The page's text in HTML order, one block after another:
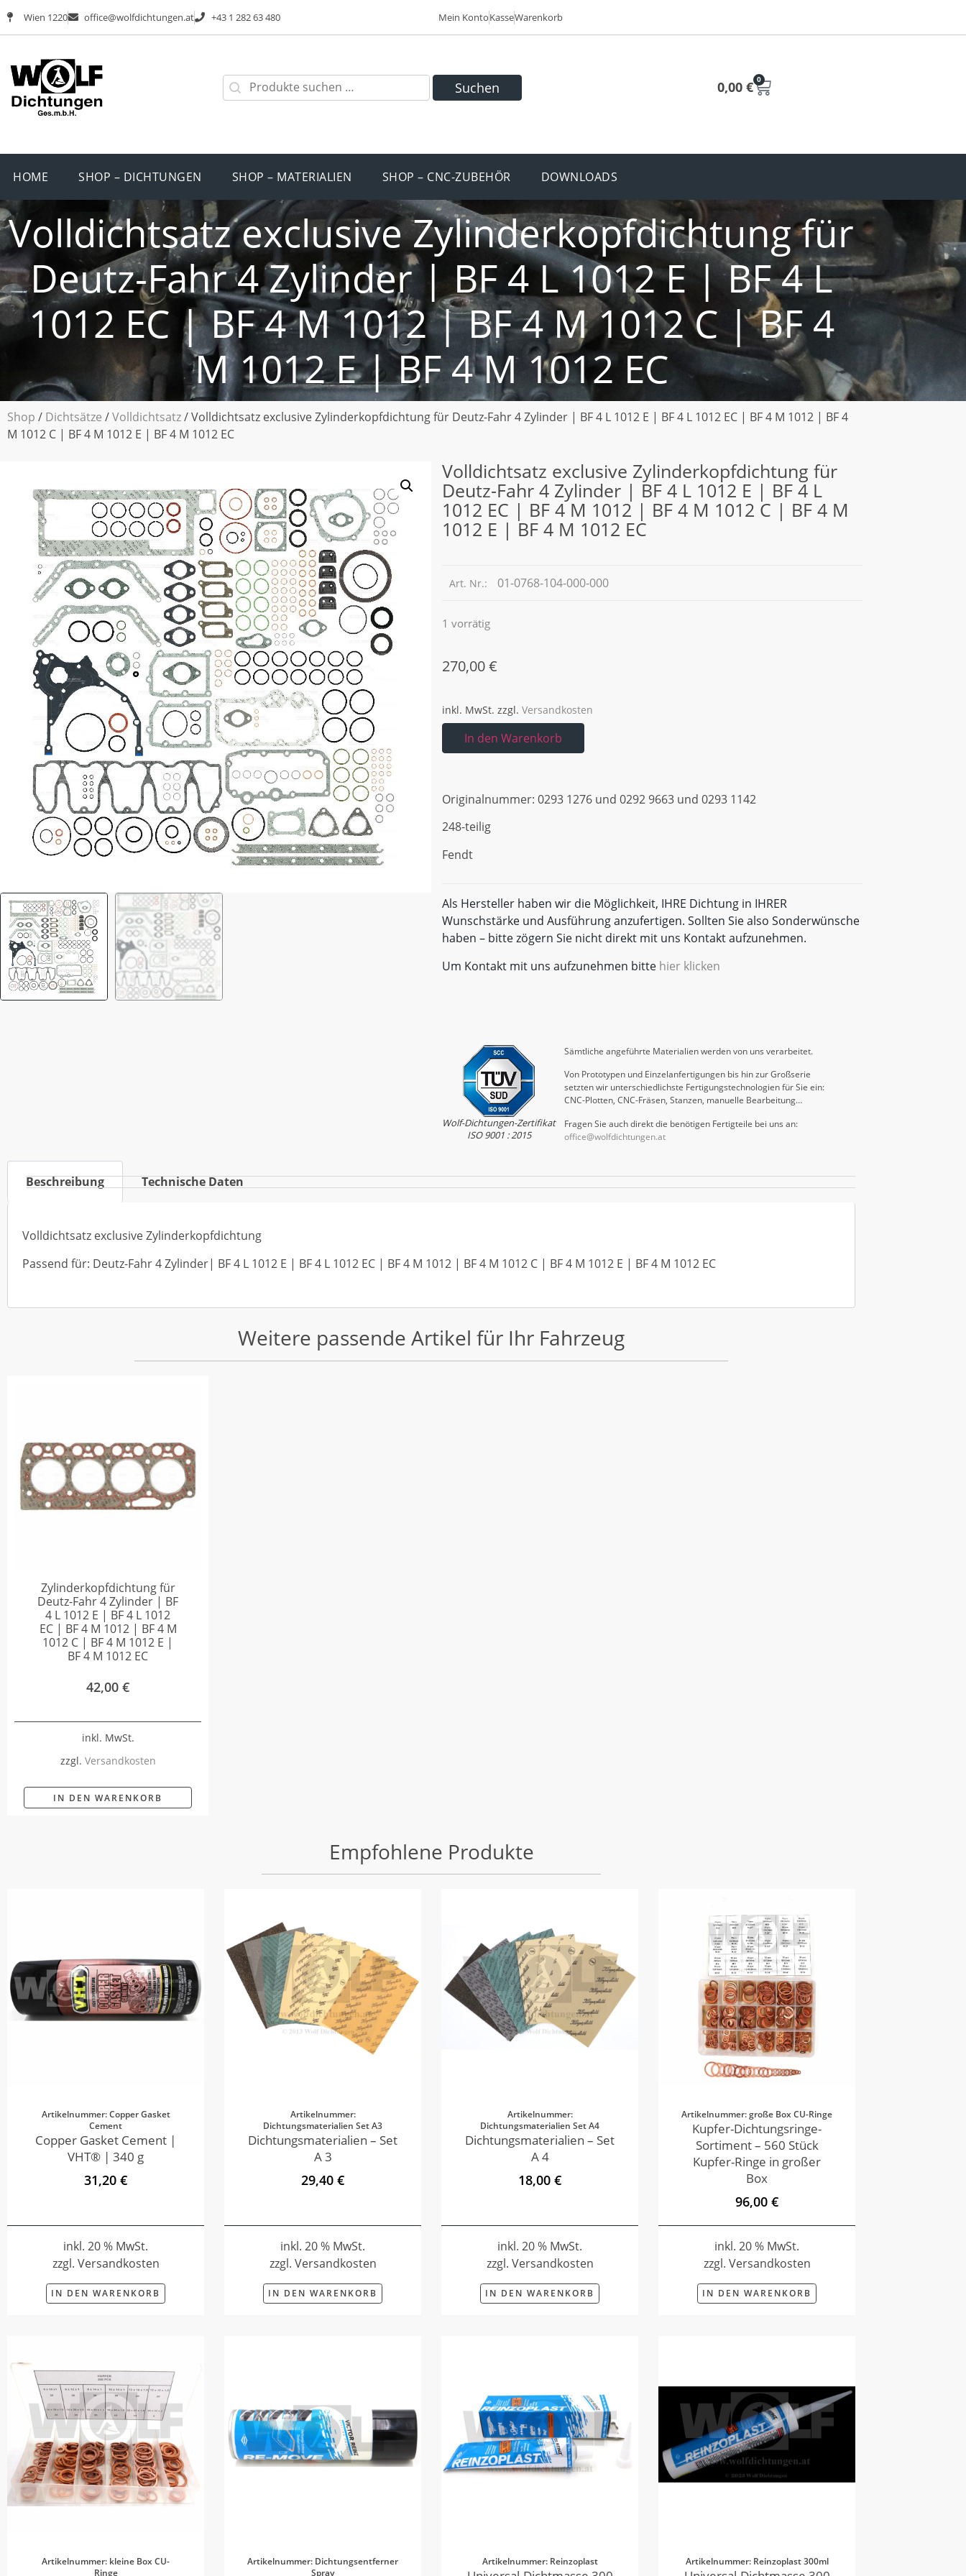
Wien 1220 office@wolfdichtungen.at +43 1 282 63 480 Mein KontoKasseWarenkorb
Suchen 0,00 € 0
HOME SHOP – DICHTUNGEN SHOP – MATERIALIEN SHOP – CNC-ZUBEHÖR DOWNLOADS
Volldichtsatz exclusive Zylinderkopfdichtung für
Deutz-Fahr 4 Zylinder | BF 4 L 1012 E | BF 4 L
1012 EC | BF 4 M 1012 | BF 4 M 1012 C | BF 4
M 1012 E | BF 4 M 1012 EC
Shop / Dichtsätze /Volldichtsatz/ Volldichtsatz exclusive Zylinderkopfdichtung für Deutz-Fahr 4 Zylinder | BF 4 L 1012 E | BF 4 L 1012 EC | BF 4 M 1012 | BF 4
M 1012 C | BF 4 M 1012 E | BF 4 M 1012 EC
Volldichtsatz exclusive Zylinderkopfdichtung für
Deutz-Fahr 4 Zylinder | BF 4 L 1012 E | BF 4 L
1012 EC | BF 4 M 1012 | BF 4 M 1012 C | BF 4 M
1012 E | BF 4 M 1012 EC
Art. Nr.: 01-0768-104-000-000
1 vorrätig
270,00€
inkl. MwSt. zzgl. Versandkosten
In den Warenkorb
Originalnummer: 0293 1276 und 0292 9663 und 0293 1142
248-teilig
Fendt
Als Hersteller haben wir die Möglichkeit, IHRE Dichtung in IHRER
Wunschstärke und Ausführung anzufertigen. Sollten Sie also Sonderwünsche
haben – bitte zögern Sie nicht direkt mit uns Kontakt aufzunehmen.
Um Kontakt mit uns aufzunehmen bitte hier klicken
Wolf-Dichtungen-Zertifikat
ISO 9001 : 2015
Sämtliche angeführte Materialien werden von uns verarbeitet.
Von Prototypen und Einzelanfertigungen bis hin zur Großserie
setzten wir unterschiedlichste Fertigungstechnologien für Sie ein:
CNC-Plotten, CNC-Fräsen, Stanzen, manuelle Bearbeitung…
Fragen Sie auch direkt die benötigen Fertigteile bei uns an:
office@wolfdichtungen.at
Beschreibung Technische Daten
Volldichtsatz exclusive Zylinderkopfdichtung
Passend für: Deutz-Fahr 4 Zylinder| BF 4 L 1012 E | BF 4 L 1012 EC | BF 4 M 1012 | BF 4 M 1012 C | BF 4 M 1012 E | BF 4 M 1012 EC
Weitere passende Artikel für Ihr Fahrzeug
Zylinderkopfdichtung für
Deutz-Fahr 4 Zylinder | BF
4 L 1012 E | BF 4 L 1012
EC | BF 4 M 1012 | BF 4 M
1012 C | BF 4 M 1012 E |
BF 4 M 1012 EC
42,00 €
inkl. MwSt.
zzgl. Versandkosten
IN DEN WARENKORB
Empfohlene Produkte
Artikelnummer: Copper Gasket
Cement
Copper Gasket Cement |
VHT® | 340 g
31,20 €
inkl. 20 % MwSt.
zzgl. Versandkosten
IN DEN WARENKORB
Artikelnummer:
Dichtungsmaterialien Set A3
Dichtungsmaterialien – Set
A 3
29,40 €
inkl. 20 % MwSt.
zzgl. Versandkosten
IN DEN WARENKORB
Artikelnummer:
Dichtungsmaterialien Set A4
Dichtungsmaterialien – Set
A 4
18,00 €
inkl. 20 % MwSt.
zzgl. Versandkosten
IN DEN WARENKORB
Artikelnummer: große Box CU-Ringe
Kupfer-Dichtungsringe-
Sortiment – 560 Stück
Kupfer-Ringe in großer
Box
96,00 €
inkl. 20 % MwSt.
zzgl. Versandkosten
IN DEN WARENKORB
Artikelnummer: kleine Box CU-
Ringe
Artikelnummer: Dichtungsentferner
Spray
Artikelnummer: Reinzoplast Artikelnummer: Reinzoplast 300ml